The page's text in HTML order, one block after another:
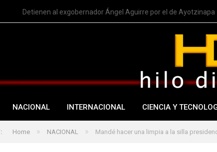
Detienen al exgobernador Ángel Aguirre por el de Ayotzinapa
NACIONAL INTERNACIONAL CIENCIA Y
Home » NACIONAL » Mandé hacer una limpia a la silla